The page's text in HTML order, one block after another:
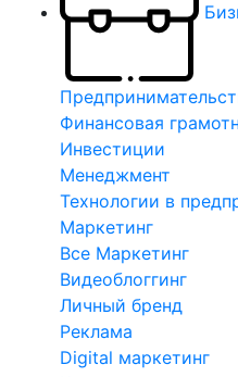
Финансовая
Инвестиции
Менеджмент
Технологии в
Маркетинг
Все Маркетинг
Видеоблоггинг
Личный бренд
Реклама
Digital маркетинг